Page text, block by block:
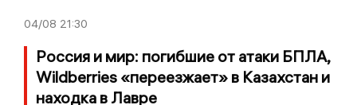
04/08 21:30
Россия и мир: погибшие от атаки БПЛА,
Wildberries «переезжает» в Казахстан и
находка в Лавре